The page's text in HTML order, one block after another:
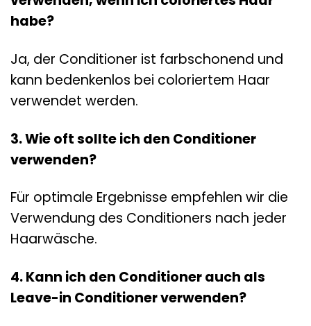
habe?
Ja, der Conditioner ist farbschonend und
kann bedenkenlos bei coloriertem Haar
verwendet werden.
3. Wie oft sollte ich den Conditioner
verwenden?
Für optimale Ergebnisse empfehlen wir die
Verwendung des Conditioners nach jeder
Haarwäsche.
4. Kann ich den Conditioner auch als
Leave-in Conditioner verwenden?